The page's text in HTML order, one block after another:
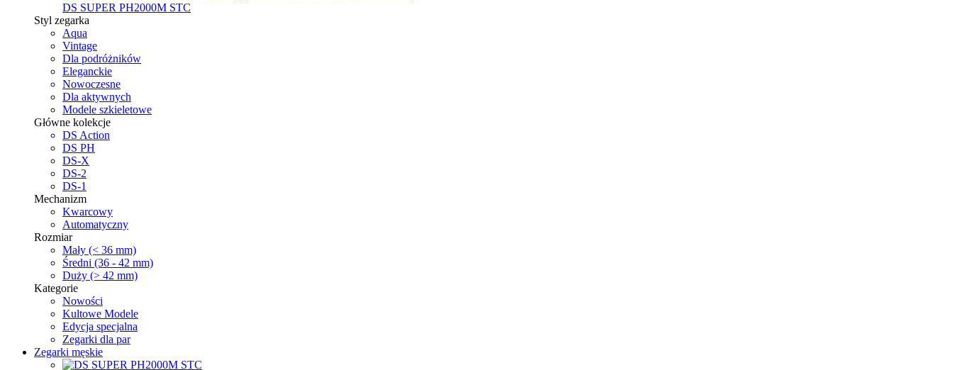
DS SUPER PH2000M STC
Styl zegarka
Aqua
Vintage
Dla podróżników
Eleganckie
Nowoczesne
Dla aktywnych
Modele szkieletowe
Główne kolekcje
DS Action
DS PH
DS-X
DS-2
DS-1
Mechanizm
Kwarcowy
Automatyczny
Rozmiar
Mały (< 36 mm)
Średni (36 - 42 mm)
Duży (> 42 mm)
Kategorie
Nowości
Kultowe Modele
Edycja specjalna
Zegarki dla par
Zegarki męskie